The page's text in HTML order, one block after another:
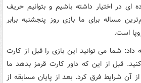
ای در اختیار داشته باشیم و بتوانیم حریف
مساله برای ما بازی روز پنجشنبه برابر
است.
داد: شما می توانید این بازی را قبل از کارت
قبل از این که داور کارت قرمز بدهد ما
آن شرایط فرق کرد. بعد از پایان مسابقه از